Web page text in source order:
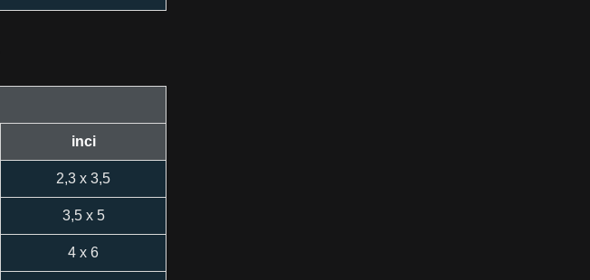
inci
2,3 x 3,5
3,5 x 5
4 x 6